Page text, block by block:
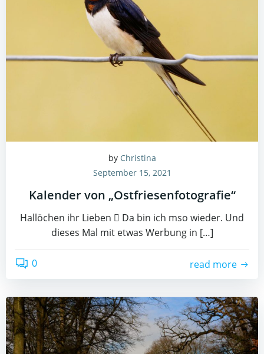
by Christina
September 15, 2021
Kalender von „Ostfriesenfotografie“
Hallöchen ihr Lieben  Da bin ich mso wieder. Und
dieses Mal mit etwas Werbung in […]
0 read more